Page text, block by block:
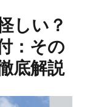
しい？
：その
底解説